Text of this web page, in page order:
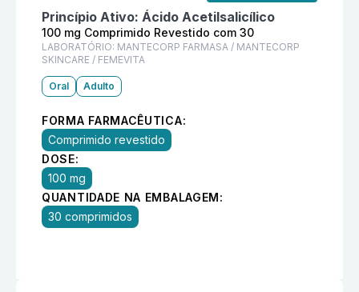
Princípio Ativo: Ácido Acetilsalicílico
100 mg Comprimido Revestido com 30
LABORATÓRIO: MANTECORP FARMASA / MANTECORP
SKINCARE / FEMEVITA
Oral Adulto
FORMA FARMACÊUTICA:
Comprimido revestido
DOSE:
100 mg
QUANTIDADE NA EMBALAGEM:
30 comprimidos